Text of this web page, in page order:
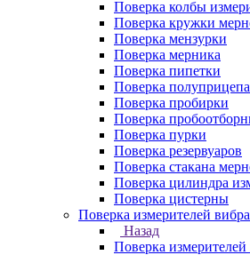
Поверка колбы
Поверка кружки
Поверка мензурки
Поверка мерника
Поверка пипетки
Поверка
Поверка пробирки
Поверка
Поверка пурки
Поверка резервуаров
Поверка стакана
Поверка цилиндра
Поверка цистерны
Поверка измерителей
Назад
Поверка